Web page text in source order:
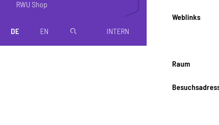
RWU Shop
DE EN magnifier INTERN
Weblinks
Raum